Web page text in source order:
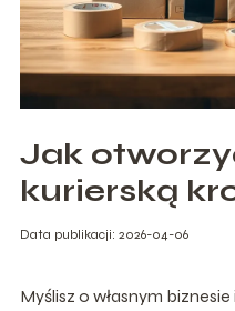
Jak
kurierską
Data publikacji: 2026-04-06
Myślisz o własnym